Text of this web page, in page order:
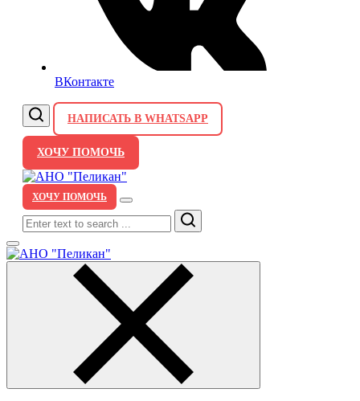
ВКонтакте
НАПИСАТЬ В WHATSAPP
ХОЧУ ПОМОЧЬ
ХОЧУ ПОМОЧЬ
Search